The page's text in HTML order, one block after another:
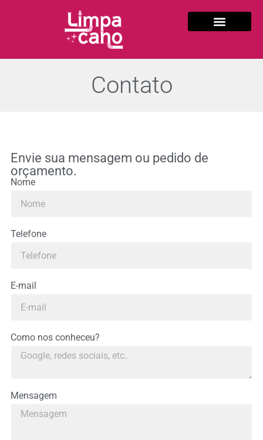
Contato
Envie sua mensagem ou pedido de
orçamento.
Nome
Telefone
E-mail
Como nos conheceu?
Mensagem